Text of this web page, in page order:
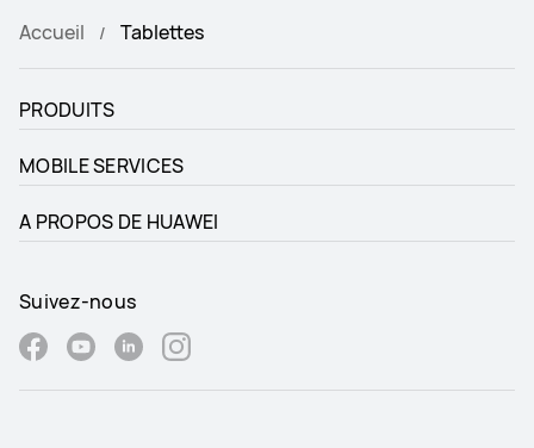
Accueil Tablettes
PRODUITS
MOBILE SERVICES
A PROPOS DE HUAWEI
Suivez-nous